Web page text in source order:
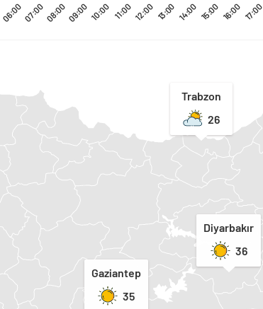
06:0007:0008:0009:0010:00 11:00 12:00 13:00 14:00 15:00 16:00 17:00
Trabzon
26
Diyarbakır
36
Gaziantep
35